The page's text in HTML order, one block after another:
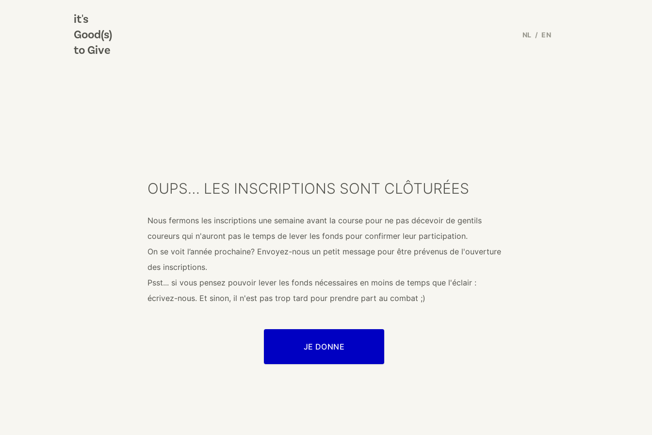
it's
Good(s)
to Give
NL / EN
OUPS… LES INSCRIPTIONS SONT CLÔTURÉES
Nous fermons les inscriptions une semaine avant la course pour ne pas décevoir de gentils
coureurs qui n'auront pas le temps de lever les fonds pour confirmer leur participation.
On se voit l’année prochaine? Envoyez-nous un petit message pour être prévenus de l'ouverture
des inscriptions.
Psst... si vous pensez pouvoir lever les fonds nécessaires en moins de temps que l'éclair :
écrivez-nous. Et sinon, il n'est pas trop tard pour prendre part au combat ;)
JE DONNE